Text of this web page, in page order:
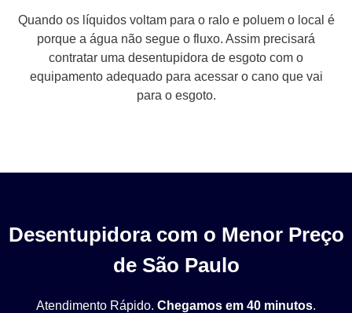
Quando os líquidos voltam para o ralo e poluem o local é
porque a água não segue o fluxo. Assim precisará
contratar uma desentupidora de esgoto com o
equipamento adequado para acessar o cano que vai
para o esgoto.
Desentupidora com o Menor Preço
de São Paulo
Atendimento Rápido. Chegamos em 40 minutos.